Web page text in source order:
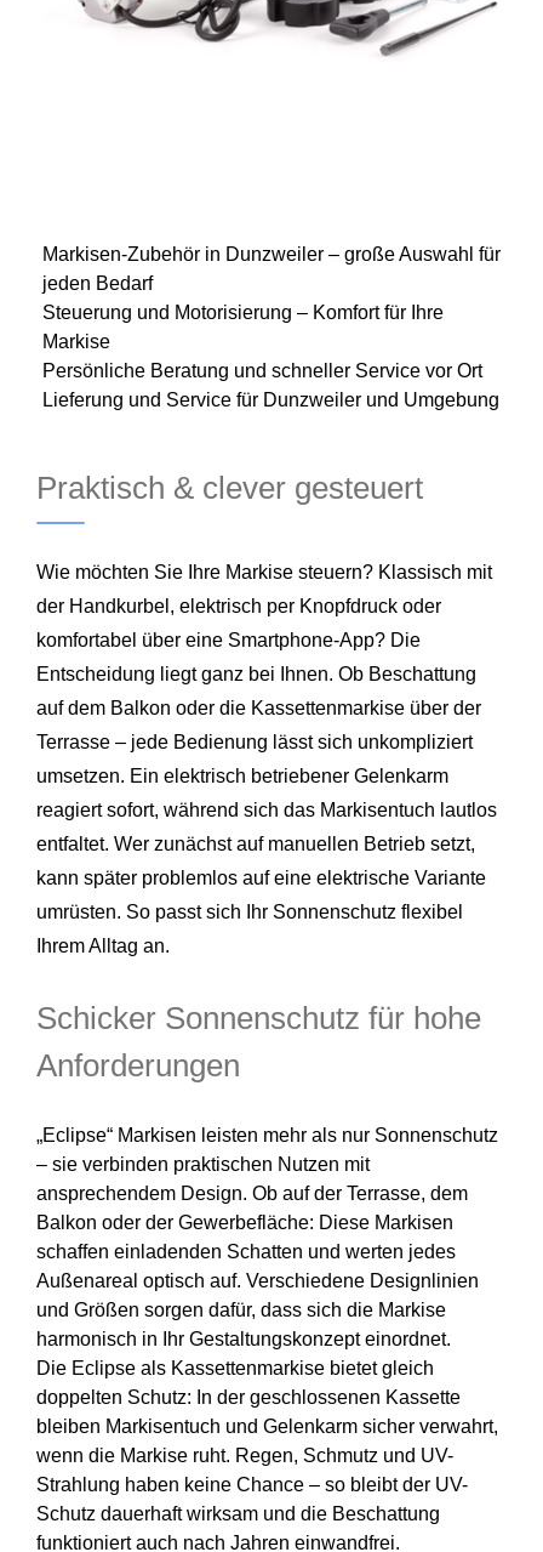
Markisen-Zubehör in Dunzweiler – große Auswahl für
jeden Bedarf
Steuerung und Motorisierung – Komfort für Ihre
Markise
Persönliche Beratung und schneller Service vor Ort
Lieferung und Service für Dunzweiler und Umgebung
Praktisch & clever gesteuert
Wie möchten Sie Ihre Markise steuern? Klassisch mit
der Handkurbel, elektrisch per Knopfdruck oder
komfortabel über eine Smartphone-App? Die
Entscheidung liegt ganz bei Ihnen. Ob Beschattung
auf dem Balkon oder die Kassettenmarkise über der
Terrasse – jede Bedienung lässt sich unkompliziert
umsetzen. Ein elektrisch betriebener Gelenkarm
reagiert sofort, während sich das Markisentuch lautlos
entfaltet. Wer zunächst auf manuellen Betrieb setzt,
kann später problemlos auf eine elektrische Variante
umrüsten. So passt sich Ihr Sonnenschutz flexibel
Ihrem Alltag an.
Schicker Sonnenschutz für hohe
Anforderungen
„Eclipse“ Markisen leisten mehr als nur Sonnenschutz
– sie verbinden praktischen Nutzen mit
ansprechendem Design. Ob auf der Terrasse, dem
Balkon oder der Gewerbefläche: Diese Markisen
schaffen einladenden Schatten und werten jedes
Außenareal optisch auf. Verschiedene Designlinien
und Größen sorgen dafür, dass sich die Markise
harmonisch in Ihr Gestaltungskonzept einordnet.
Die Eclipse als Kassettenmarkise bietet gleich
doppelten Schutz: In der geschlossenen Kassette
bleiben Markisentuch und Gelenkarm sicher verwahrt,
wenn die Markise ruht. Regen, Schmutz und UV-
Strahlung haben keine Chance – so bleibt der UV-
Schutz dauerhaft wirksam und die Beschattung
funktioniert auch nach Jahren einwandfrei.